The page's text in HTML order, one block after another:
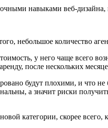
навыками веб-дизайна,
небольшое количество
у него чаще всего
после нескольких
будут плохими, и что
а значит риски
категории, скорее